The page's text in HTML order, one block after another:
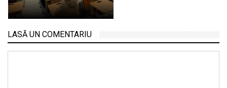
LASĂ UN COMENTARIU